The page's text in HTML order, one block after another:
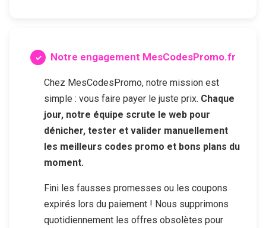
Notre engagement MesCodesPromo.fr
Chez MesCodesPromo, notre mission est
simple : vous faire payer le juste prix. Chaque
jour, notre équipe scrute le web pour
dénicher, tester et valider manuellement
les meilleurs codes promo et bons plans du
moment.
Fini les fausses promesses ou les coupons
expirés lors du paiement ! Nous supprimons
quotidiennement les offres obsolètes pour